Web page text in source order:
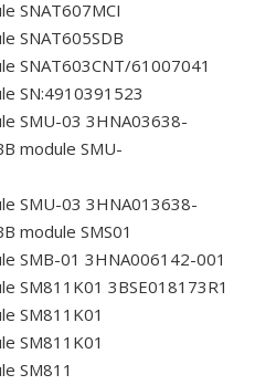
SNAT607MCI
SNAT605SDB
SNAT603CNT/61007041
SN:4910391523
SMU-03 3HNA03638-
module SMU-
SMU-03 3HNA013638-
module SMS01
SMB-01 3HNA006142-001
SM811K01 3BSE018173R1
SM811K01
SM811K01
SM811